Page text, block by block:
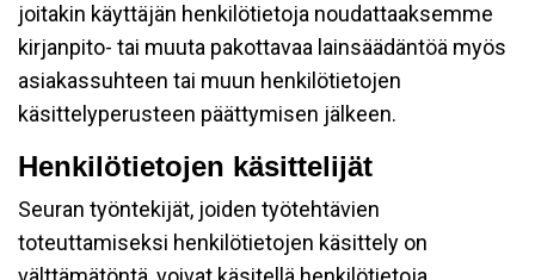
joitakin käyttäjän henkilötietoja noudattaaksemme
kirjanpito- tai muuta pakottavaa lainsäädäntöä myös
asiakassuhteen tai muun henkilötietojen
käsittelyperusteen päättymisen jälkeen.
Henkilötietojen käsittelijät
Seuran työntekijät, joiden työtehtävien
toteuttamiseksi henkilötietojen käsittely on